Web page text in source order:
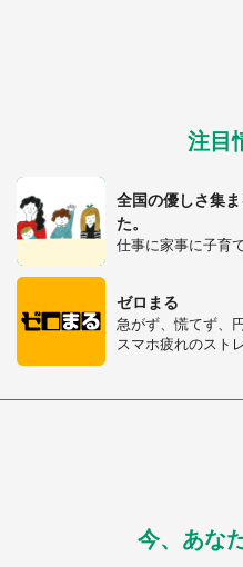
注目
全国の優しさ集
た。
仕事に家事に子育
ゼロまる
急がず、慌てず、
スマホ疲れのスト
今、あな